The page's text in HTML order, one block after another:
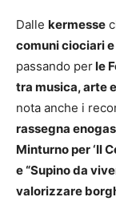
Dalle kermesse
comuni ciociari
passando perle
tra musica, arte
nota anche i
rassegna
Minturno per ‘Il
e “Supino da
valorizzare